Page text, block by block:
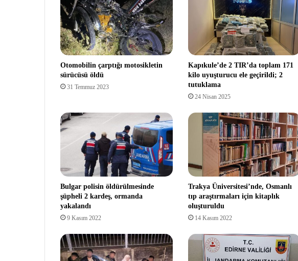
Otomobilin çarptığı motosikletin
sürücüsü öldü
31 Temmuz 2023
Kapıkule’de 2 TIR’da toplam 171
kilo uyuşturucu ele geçirildi; 2
tutuklama
24 Nisan 2025
Bulgar polisin öldürülmesinde
şüpheli 2 kardeş, ormanda
yakalandı
9 Kasım 2022
Trakya Üniversitesi’nde, Osmanlı
tıp araştırmaları için kitaplık
oluşturuldu
14 Kasım 2022